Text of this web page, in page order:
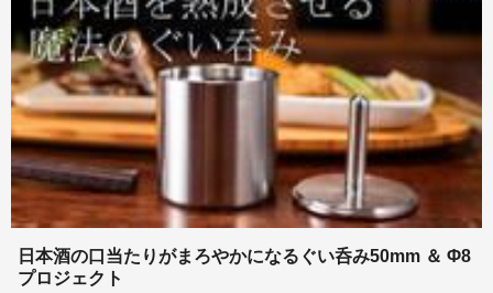
日本酒の口当たりがまろやかになるぐい呑み50mm ＆ Φ8
プロジェクト